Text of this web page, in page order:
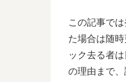
この記事で
た場合は随
ック去る者
の理由まで